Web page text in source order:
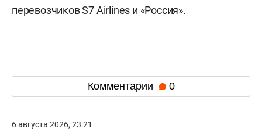
перевозчиков S7 Airlines и «Россия».
Комментарии 0
6 августа 2026, 23:21